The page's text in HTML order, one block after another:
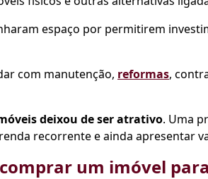
espaço por permitirem
com manutenção, reformas,
deixou de ser atrativo. Uma
recorrente e ainda apresentar
um imóvel